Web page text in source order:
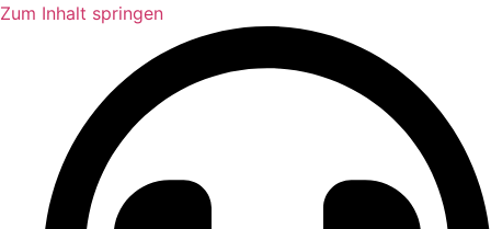
Zum Inhalt springen